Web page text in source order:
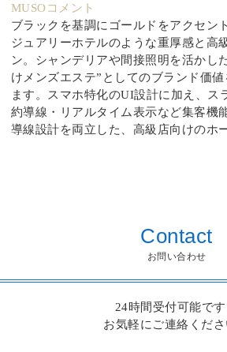
MUSOコメント
ブラックを基調にゴールドをアクセン
ジュアリーホテルのような重厚感と高
ン。シャンデリアや間接照明を活かし
けメンズエステ”としてのブランド価
ます。スマホ特化のUI設計に加え、ス
約導線・リアルタイム表示など集客機
導線設計を両立した、高級店向けのホ
Contact
お問い合わせ
24時間受付可能です
お気軽にご連絡くださ